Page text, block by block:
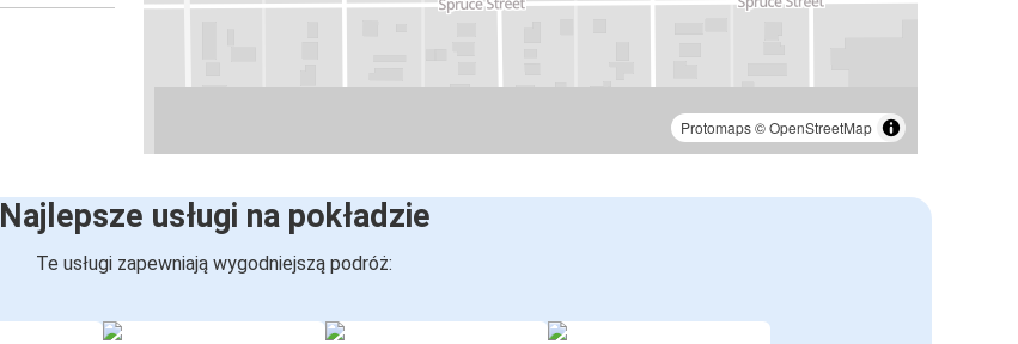
Protomaps©OpenStreetMap
Najlepsze usługi na pokładzie
Te usługi zapewniają wygodniejszą podróż: